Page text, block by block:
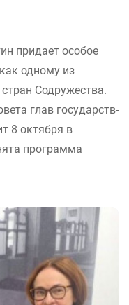
придает особое
одному из
Содружества.
глав государств-
8 октября в
программа